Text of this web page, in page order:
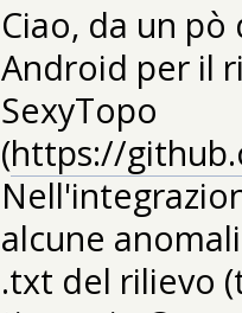
Ciao, da un
Android per il
SexyTopo
(https://
alcune
.txt del rilievo